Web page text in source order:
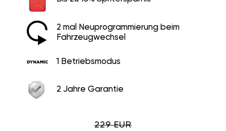
2 mal Neuprogrammierung beim
Fahrzeugwechsel
1 Betriebsmodus
2 Jahre Garantie
229 EUR